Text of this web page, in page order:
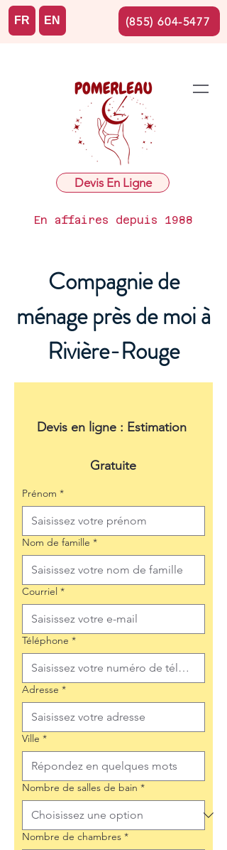
Devis En Ligne
En affaires depuis 1988
FR EN (855) 604-5477
Compagnie de
ménage près de moi à
Rivière-Rouge
Devis en ligne : Estimation
Gratuite
Prénom *
Nom de famille *
Courriel *
Téléphone *
Adresse *
Ville *
Nombre de salles de bain *
Nombre de chambres *